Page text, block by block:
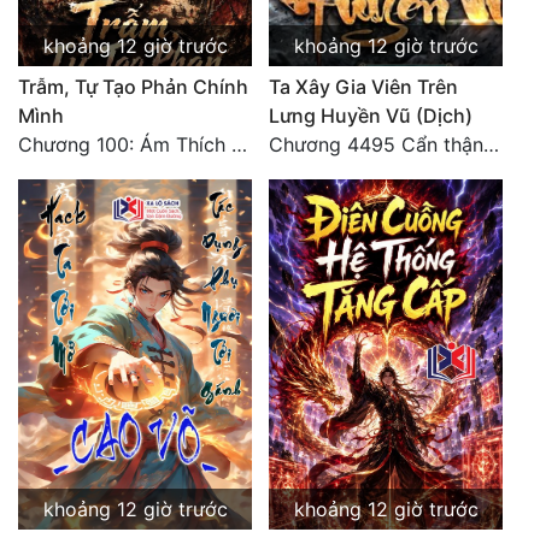
khoảng 12 giờ trước
Trẫm, Tự Tạo Phản Chính
Mình
Chương 100: Ám Thích Trên Vân Sơn
khoảng 12 giờ trước
Ta Xây Gia Viên Trên
Lưng Huyền Vũ (Dịch)
Chương 4495 Cẩn thận một chút vẫn là tốt.
khoảng 12 giờ trước
khoảng 12 giờ trước